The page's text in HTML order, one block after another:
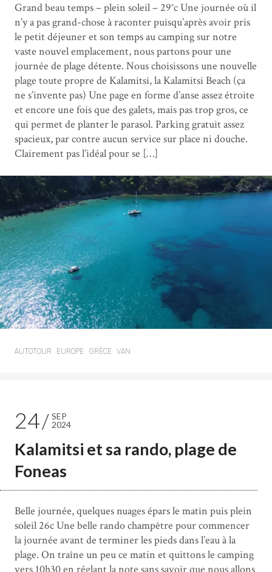
Grand beau temps – plein soleil – 29°c Une journée où il
n’y a pas grand-chose à raconter puisqu’après avoir pris
le petit déjeuner et son temps au camping sur notre
vaste nouvel emplacement, nous partons pour une
journée de plage détente. Nous choisissons une nouvelle
plage toute propre de Kalamitsi, la Kalamitsi Beach (ça
ne s’invente pas) Une page en forme d’anse assez étroite
et encore une fois que des galets, mais pas trop gros, ce
qui permet de planter le parasol. Parking gratuit assez
spacieux, par contre aucun service sur place ni douche.
Clairement pas l’idéal pour se […]
AUTOTOUR EUROPE GRÈCE VAN
24
SEP
2024
Kalamitsi et sa rando, plage de
Foneas
Belle journée, quelques nuages épars le matin puis plein
soleil 26c Une belle rando champêtre pour commencer
la journée avant de terminer les pieds dans l’eau à la
plage. On traîne un peu ce matin et quittons le camping